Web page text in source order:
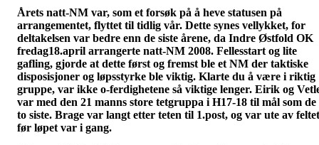
Årets natt-NM var, som et forsøk på å heve statusen på
arrangementet, flyttet til tidlig vår. Dette synes vellykket, for
deltakelsen var bedre enn de siste årene, da Indre Østfold OK
fredag18.april arrangerte natt-NM 2008. Fellesstart og lite
gafling, gjorde at dette først og fremst ble et NM der taktiske
disposisjoner og løpsstyrke ble viktig. Klarte du å være i riktig
gruppe, var ikke o-ferdighetene så viktige lenger. Eirik og
var med den 21 manns store tetgruppa i H17-18 til mål som de
to siste. Brage var langt etter teten til 1.post, og var ute av feltet
før løpet var i gang.